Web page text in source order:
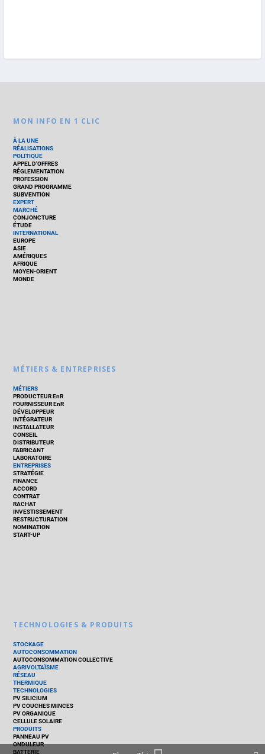
MON INFO EN 1 CLIC
À LA UNE
RÉALISATIONS
POLITIQUE
APPEL D’OFFRES
RÉGLEMENTATION
PROFESSION
GRAND PROGRAMME
SUBVENTION
EXPERT
MARCHÉ
CONJONCTURE
ÉTUDE
INTERNATIONAL
EUROPE
ASIE
AMÉRIQUES
AFRIQUE
MOYEN-ORIENT
MONDE
MÉTIERS & ENTREPRISES
MÉTIERS
PRODUCTEUR EnR
FOURNISSEUR EnR
DÉVELOPPEUR
INTÉGRATEUR
INSTALLATEUR
CONSEIL
DISTRIBUTEUR
FABRICANT
LABORATOIRE
ENTREPRISES
STRATÉGIE
FINANCE
ACCORD
CONTRAT
RACHAT
INVESTISSEMENT
RESTRUCTURATION
NOMINATION
START-UP
TECHNOLOGIES & PRODUITS
STOCKAGE
AUTOCONSOMMATION
AUTOCONSOMMATION COLLECTIVE
AGRIVOLTAÏSME
RÉSEAU
THERMIQUE
TECHNOLOGIES
PV SILICIUM
PV COUCHES MINCES
PV ORGANIQUE
CELLULE SOLAIRE
PRODUITS
PANNEAU PV
ONDULEUR
BATTERIE